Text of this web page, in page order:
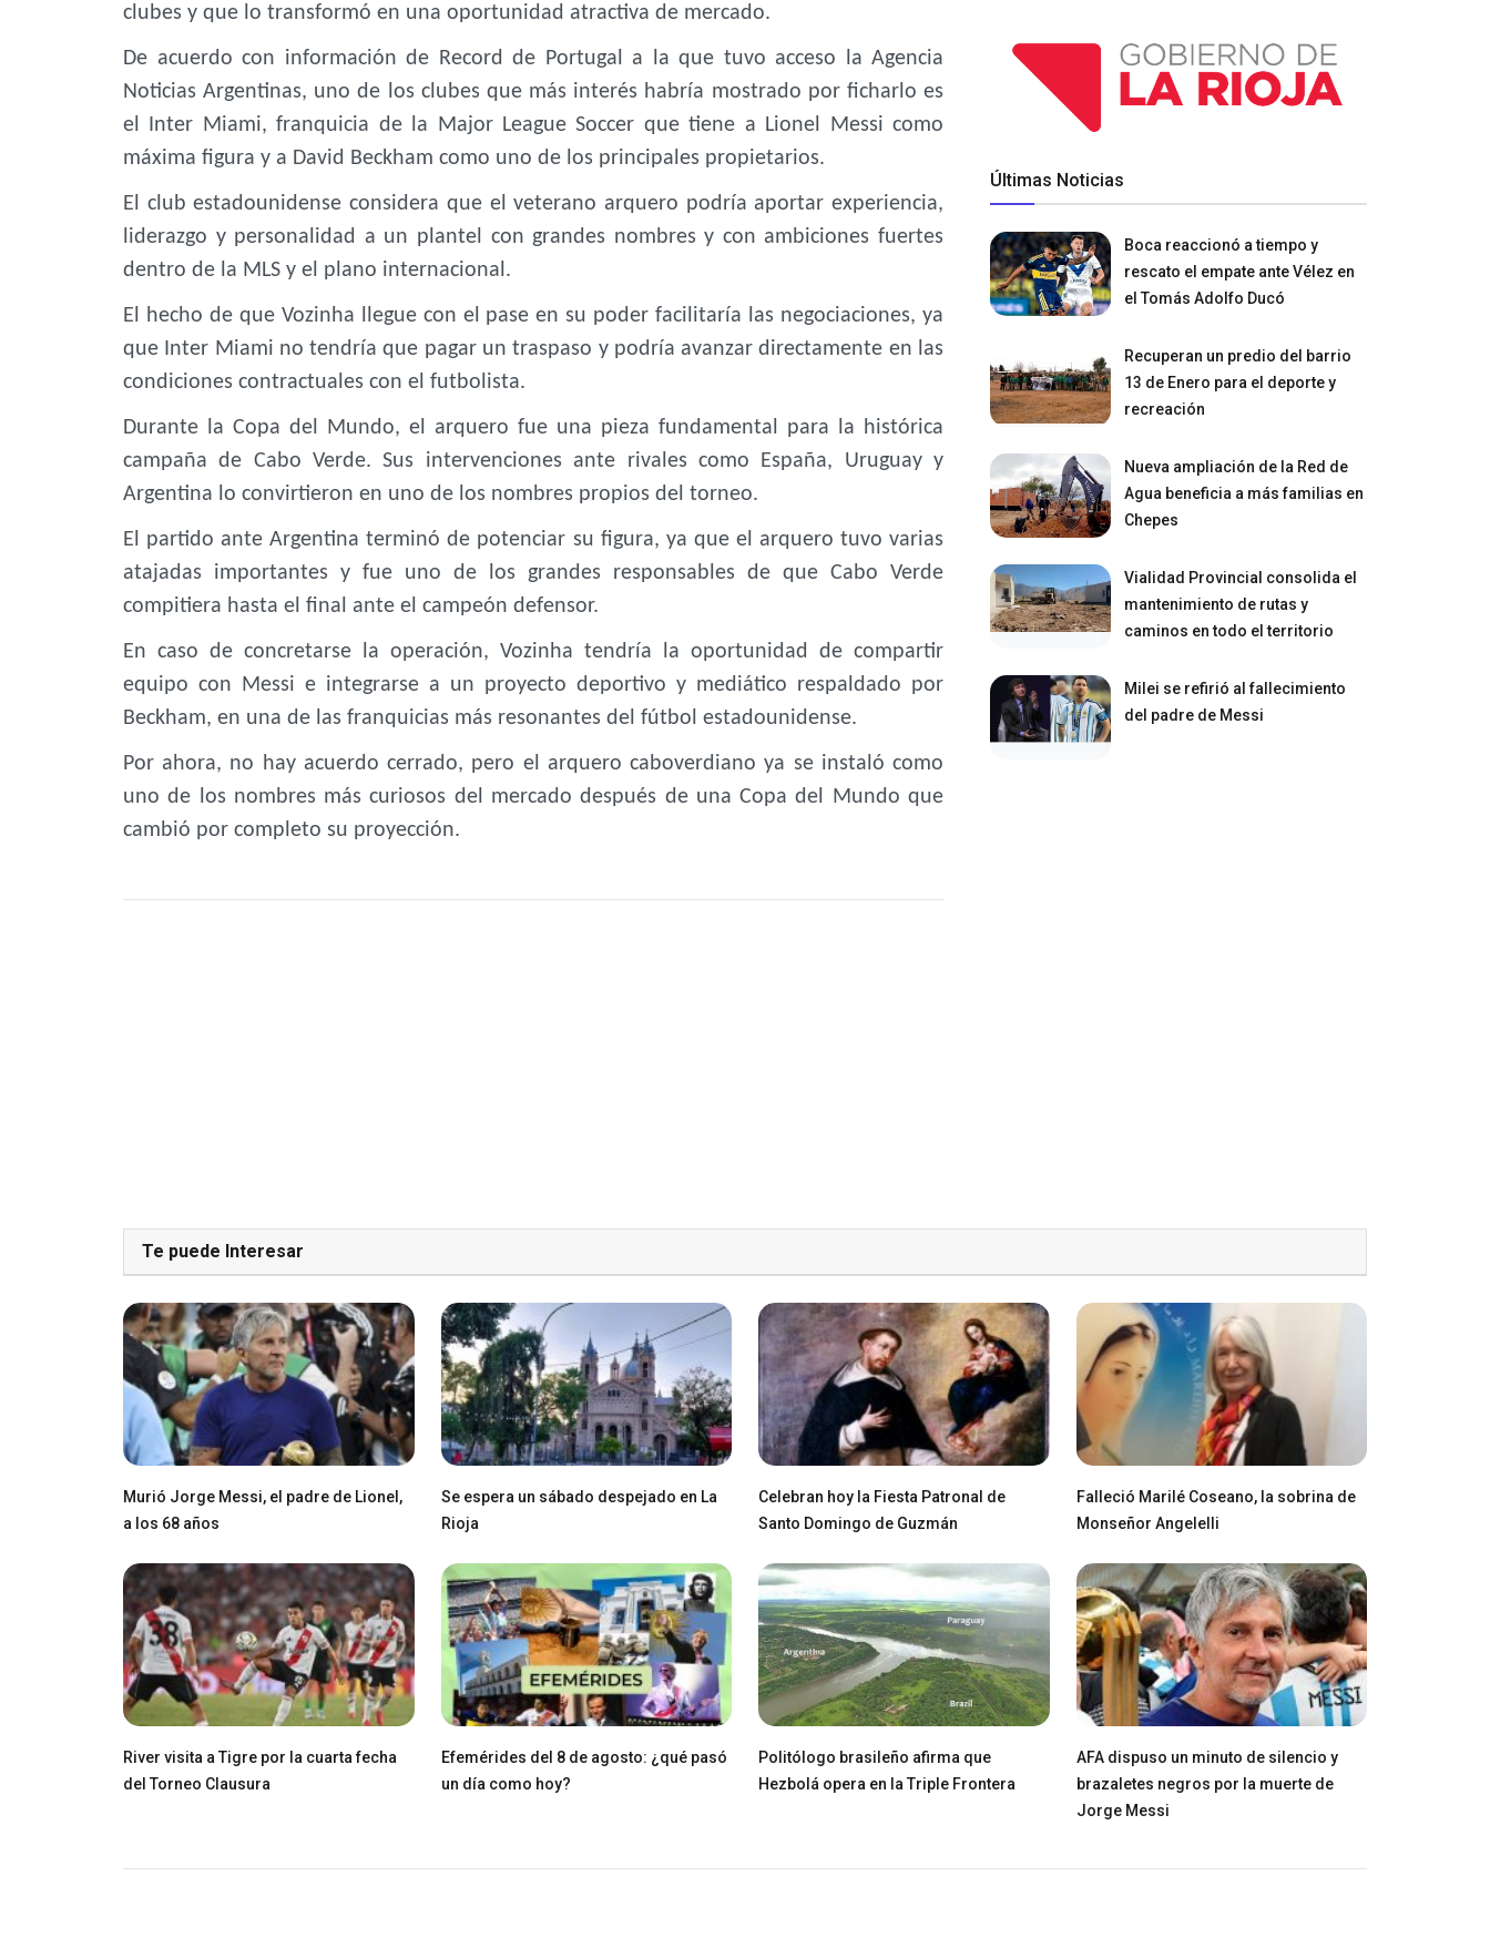
clubes y que lo transformó en una oportunidad atractiva de mercado.
De acuerdo con información de Record de Portugal a la que tuvo acceso la Agencia
Noticias Argentinas, uno de los clubes que más interés habría mostrado por ficharlo es
el Inter Miami, franquicia de la Major League Soccer que tiene a Lionel Messi como
máxima figura y a David Beckham como uno de los principales propietarios.
El club estadounidense considera que el veterano arquero podría aportar experiencia,
liderazgo y personalidad a un plantel con grandes nombres y con ambiciones fuertes
dentro de la MLS y el plano internacional.
El hecho de que Vozinha llegue con el pase en su poder facilitaría las negociaciones, ya
que Inter Miami no tendría que pagar un traspaso y podría avanzar directamente en las
condiciones contractuales con el futbolista.
Durante la Copa del Mundo, el arquero fue una pieza fundamental para la histórica
campaña de Cabo Verde. Sus intervenciones ante rivales como España, Uruguay y
Argentina lo convirtieron en uno de los nombres propios del torneo.
El partido ante Argentina terminó de potenciar su figura, ya que el arquero tuvo varias
atajadas importantes y fue uno de los grandes responsables de que Cabo Verde
compitiera hasta el final ante el campeón defensor.
En caso de concretarse la operación, Vozinha tendría la oportunidad de compartir
equipo con Messi e integrarse a un proyecto deportivo y mediático respaldado por
Beckham, en una de las franquicias más resonantes del fútbol estadounidense.
Por ahora, no hay acuerdo cerrado, pero el arquero caboverdiano ya se instaló como
uno de los nombres más curiosos del mercado después de una Copa del Mundo que
cambió por completo su proyección.
Últimas Noticias
Boca reaccionó a tiempo y
rescato el empate ante Vélez en
el Tomás Adolfo Ducó
Recuperan un predio del barrio
13 de Enero para el deporte y
recreación
Nueva ampliación de la Red de
Agua beneficia a más familias en
Chepes
Vialidad Provincial consolida el
mantenimiento de rutas y
caminos en todo el territorio
Milei se refirió al fallecimiento
del padre de Messi
Te puede Interesar
Murió Jorge Messi, el padre de Lionel,
a los 68 años
Se espera un sábado despejado en La
Rioja
Celebran hoy la Fiesta Patronal de
Santo Domingo de Guzmán
Falleció Marilé Coseano, la sobrina de
Monseñor Angelelli
River visita a Tigre por la cuarta fecha
del Torneo Clausura
Efemérides del 8 de agosto: ¿qué pasó
un día como hoy?
Politólogo brasileño afirma que
Hezbolá opera en la Triple Frontera
AFA dispuso un minuto de silencio y
brazaletes negros por la muerte de
Jorge Messi